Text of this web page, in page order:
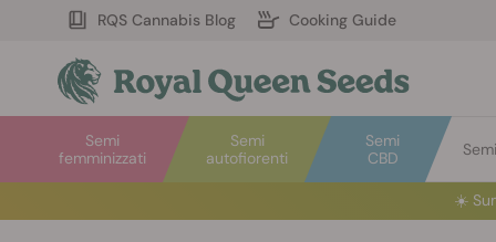
RQS Cannabis Blog Cooking Guide
Semi
autofiorenti
Semi
femminizzati
Semi
CBD
☀️ S